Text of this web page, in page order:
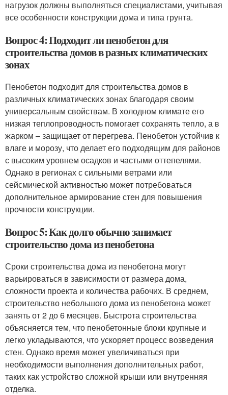
нагрузок должны выполняться специалистами, учитывая
все особенности конструкции дома и типа грунта.
Вопрос 4: Подходит ли пенобетон для
строительства домов в разных климатических
зонах
Пенобетон подходит для строительства домов в
различных климатических зонах благодаря своим
универсальным свойствам. В холодном климате его
низкая теплопроводность помогает сохранять тепло, а в
жарком – защищает от перегрева. Пенобетон устойчив к
влаге и морозу, что делает его подходящим для районов
с высоким уровнем осадков и частыми оттепелями.
Однако в регионах с сильными ветрами или
сейсмической активностью может потребоваться
дополнительное армирование стен для повышения
прочности конструкции.
Вопрос 5: Как долго обычно занимает
строительство дома из пенобетона
Сроки строительства дома из пенобетона могут
варьироваться в зависимости от размера дома,
сложности проекта и количества рабочих. В среднем,
строительство небольшого дома из пенобетона может
занять от 2 до 6 месяцев. Быстрота строительства
объясняется тем, что пенобетонные блоки крупные и
легко укладываются, что ускоряет процесс возведения
стен. Однако время может увеличиваться при
необходимости выполнения дополнительных работ,
таких как устройство сложной крыши или внутренняя
отделка.